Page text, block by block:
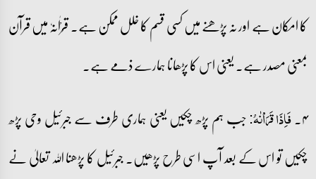
کا امکان ہے اور نہ پڑھنے میں کسی قسم کا خلل ممکن ہے۔ قُرْاٰنَہٗ میں قرآن
بمعنی مصدر ہے۔ یعنی اس کا پڑھانا ہمارے ذمے ہے۔
۴۔ فَاِذَا قَرَاۡنٰہُ:جب ہم پڑھ چکیں یعنی ہماری طرف سے جبرئیل وحی پڑھ
چکیں تو اس کے بعد آپ اسی طرح پڑھیں۔ جبرئیل کا پڑھنا اللہ تعالیٰ نے